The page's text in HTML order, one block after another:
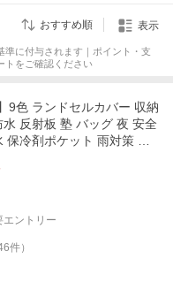
おすすめ順 表示
準に付与されます｜ポイント・支
トをご確認ください
9色 ランドセルカバー 収納
反射板 塾 バッグ 夜 安全
冷剤ポケット 雨対策 新1
エントリー
件）